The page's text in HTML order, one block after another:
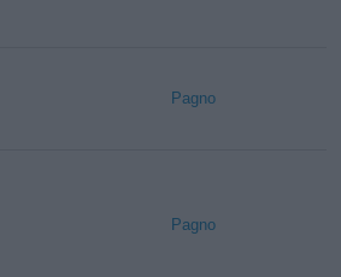
Pagno
Pagno